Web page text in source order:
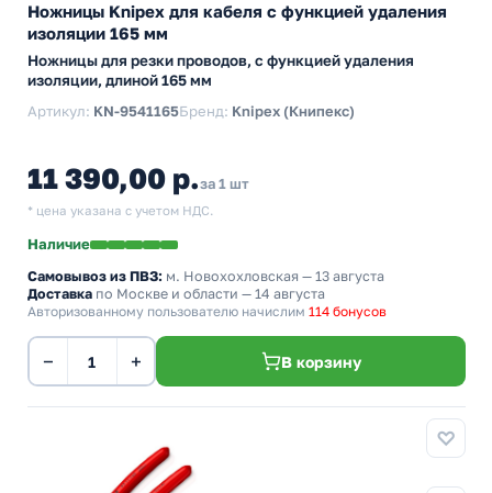
Ножницы Knipex для кабеля с функцией удаления
изоляции 165 мм
Ножницы для резки проводов, с функцией удаления
изоляции, длиной 165 мм
Артикул: KN-9541165Бренд: Knipex (Книпекс)
11 390,00 р.за 1 шт
* цена указана с учетом НДС.
Наличие
Самовывоз из ПВЗ: м. Новохохловская — 13 августа
Доставка по Москве и области — 14 августа
Авторизованному пользователю начислим 114 бонусов
− + В корзину